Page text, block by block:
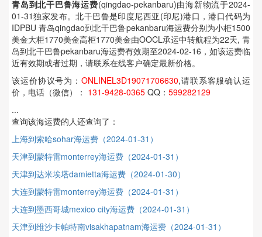
青岛到北干巴鲁海运费(qingdao-pekanbaru)由海新物流于2024-
01-31独家发布。北干巴鲁是印度尼西亚(印尼)港口，港口代码为
IDPBU 青岛qingdao到北干巴鲁pekanbaru海运费分别为小柜1500
美金大柜1770美金高柜1770美金由OOCL承运中转航程为22天, 青
岛到北干巴鲁pekanbaru海运费有效期至2024-02-16，如该运费临
近有效期或者过期，请联系在线客户确定最新价格。
该运价协议号为： ONLINEL3D19071706630,请联系客服确认运
价，电话（微信）： 131-9428-0365 QQ： 599282129
...
查询该海运费的人还查询了：
上海到索哈sohar海运费（2024-01-31）
天津到蒙特雷monterrey海运费（2024-01-31）
天津到达米埃塔damietta海运费（2024-01-30）
大连到蒙特雷monterrey海运费（2024-01-31）
大连到墨西哥城mexico city海运费（2024-01-31）
天津到维沙卡帕特南visakhapatnam海运费（2024-01-31）